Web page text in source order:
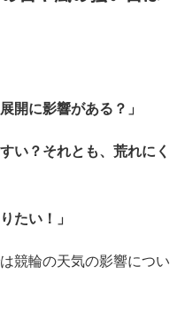
開に影響がある？」
い？それとも、荒れにく
たい！」
競輪の天気の影響につい